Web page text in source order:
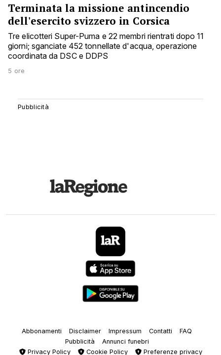
Terminata la missione antincendio
dell'esercito svizzero in Corsica
Tre elicotteri Super-Puma e 22 membri rientrati dopo 11
giorni; sganciate 452 tonnellate d'acqua, operazione
coordinata da DSC e DDPS
5 ore
Abbonamenti Disclaimer Impressum Contatti
FAQ
Pubblicità
Annunci funebri
Privacy Policy
Cookie Policy Preferenze privacy